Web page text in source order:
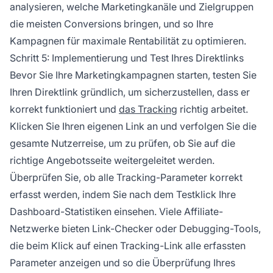
analysieren, welche Marketingkanäle und Zielgruppen
die meisten Conversions bringen, und so Ihre
Kampagnen für maximale Rentabilität zu optimieren.
Schritt 5: Implementierung und Test Ihres Direktlinks
Bevor Sie Ihre Marketingkampagnen starten, testen Sie
Ihren Direktlink gründlich, um sicherzustellen, dass er
korrekt funktioniert und das Tracking richtig arbeitet.
Klicken Sie Ihren eigenen Link an und verfolgen Sie die
gesamte Nutzerreise, um zu prüfen, ob Sie auf die
richtige Angebotsseite weitergeleitet werden.
Überprüfen Sie, ob alle Tracking-Parameter korrekt
erfasst werden, indem Sie nach dem Testklick Ihre
Dashboard-Statistiken einsehen. Viele Affiliate-
Netzwerke bieten Link-Checker oder Debugging-Tools,
die beim Klick auf einen Tracking-Link alle erfassten
Parameter anzeigen und so die Überprüfung Ihres